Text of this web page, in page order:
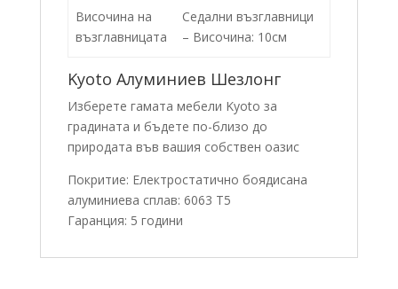
Височина на
възглавницата
Седални възглавници
– Височина: 10см
Kyoto Алуминиев Шезлонг
Изберете гамата мебели Kyoto за
градината и бъдете по-близо до
природата във вашия собствен оазис
Покритие: Електростатично боядисана
алуминиева сплав: 6063 T5
Гаранция: 5 години